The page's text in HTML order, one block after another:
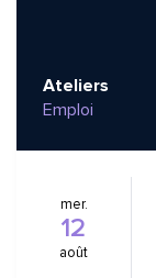
Ateliers
Emploi
mer.
12
août